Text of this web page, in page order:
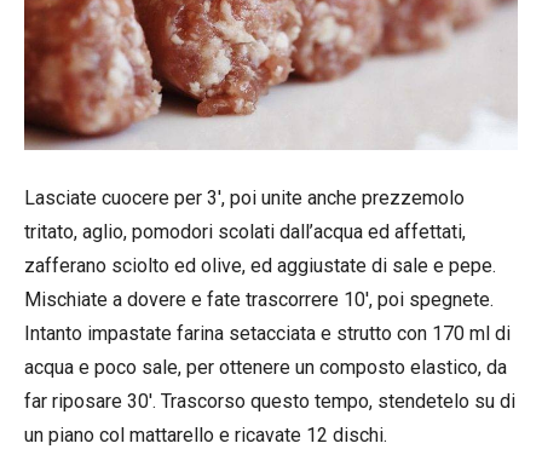
Lasciate cuocere per 3′, poi unite anche prezzemolo
tritato, aglio, pomodori scolati dall’acqua ed affettati,
zafferano sciolto ed olive, ed aggiustate di sale e pepe.
Mischiate a dovere e fate trascorrere 10′, poi spegnete.
Intanto impastate farina setacciata e strutto con 170 ml di
acqua e poco sale, per ottenere un composto elastico, da
far riposare 30′. Trascorso questo tempo, stendetelo su di
un piano col mattarello e ricavate 12 dischi.